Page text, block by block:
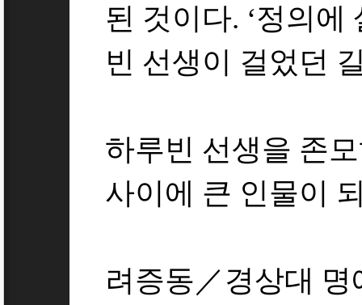
된 것이다. ‘정의에
빈 선생이 걸었던
하루빈 선생을 존
사이에 큰 인물이
려증동／경상대